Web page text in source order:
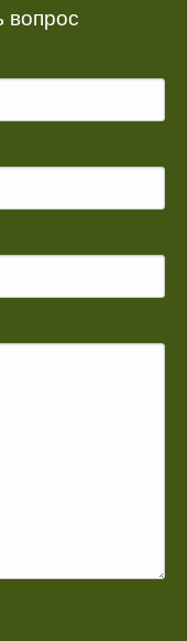
вопрос